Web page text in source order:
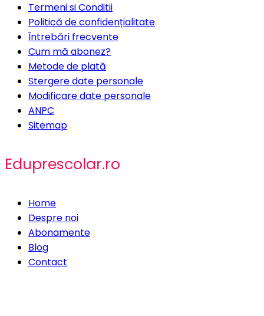
Termeni si Conditii
Politică de confidențialitate
Întrebări frecvente
Cum mă abonez?
Metode de plată
Stergere date personale
Modificare date personale
ANPC
Sitemap
Eduprescolar.ro
Home
Despre noi
Abonamente
Blog
Contact